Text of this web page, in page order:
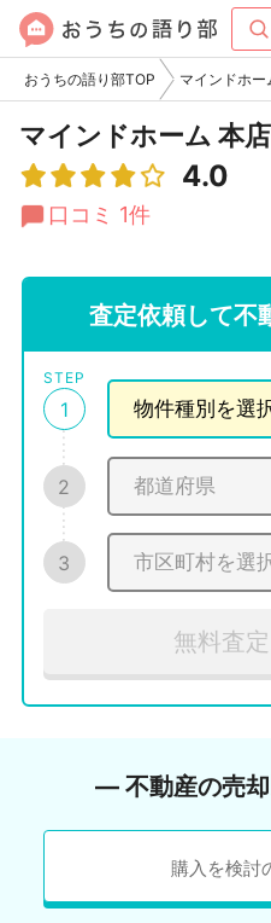
おうちの語り部TOP マインドホー
マインドホーム 本店
4.0
口コミ 1件
査定依頼して不
STEP
1
2
3
無料査
― 不動産の売
購入を検討